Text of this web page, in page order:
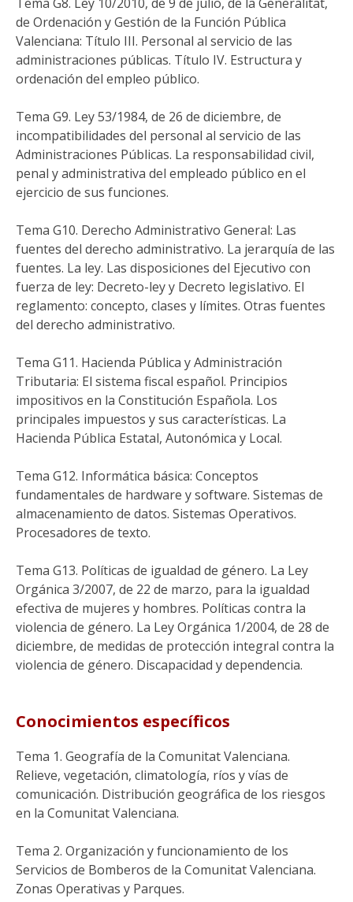
de Ordenación y Gestión de la Función Pública
Valenciana: Título III. Personal al servicio de las
administraciones públicas. Título IV. Estructura y
ordenación del empleo público.
Tema G9. Ley 53/1984, de 26 de diciembre, de
incompatibilidades del personal al servicio de las
Administraciones Públicas. La responsabilidad civil,
penal y administrativa del empleado público en el
ejercicio de sus funciones.
Tema G10. Derecho Administrativo General: Las
fuentes del derecho administrativo. La jerarquía de las
fuentes. La ley. Las disposiciones del Ejecutivo con
fuerza de ley: Decreto-ley y Decreto legislativo. El
reglamento: concepto, clases y límites. Otras fuentes
del derecho administrativo.
Tema G11. Hacienda Pública y Administración
Tributaria: El sistema fiscal español. Principios
impositivos en la Constitución Española. Los
principales impuestos y sus características. La
Hacienda Pública Estatal, Autonómica y Local.
Tema G12. Informática básica: Conceptos
fundamentales de hardware y software. Sistemas de
almacenamiento de datos. Sistemas Operativos.
Procesadores de texto.
Tema G13. Políticas de igualdad de género. La Ley
Orgánica 3/2007, de 22 de marzo, para la igualdad
efectiva de mujeres y hombres. Políticas contra la
violencia de género. La Ley Orgánica 1/2004, de 28 de
diciembre, de medidas de protección integral contra la
violencia de género. Discapacidad y dependencia.
Conocimientos específicos
Tema 1. Geografía de la Comunitat Valenciana.
Relieve, vegetación, climatología, ríos y vías de
comunicación. Distribución geográfica de los riesgos
en la Comunitat Valenciana.
Tema 2. Organización y funcionamiento de los
Servicios de Bomberos de la Comunitat Valenciana.
Zonas Operativas y Parques.